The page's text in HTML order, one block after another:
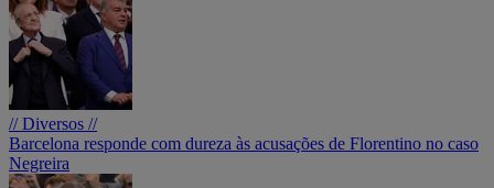
// Diversos //
Barcelona responde com dureza às acusações de Florentino no caso
Negreira